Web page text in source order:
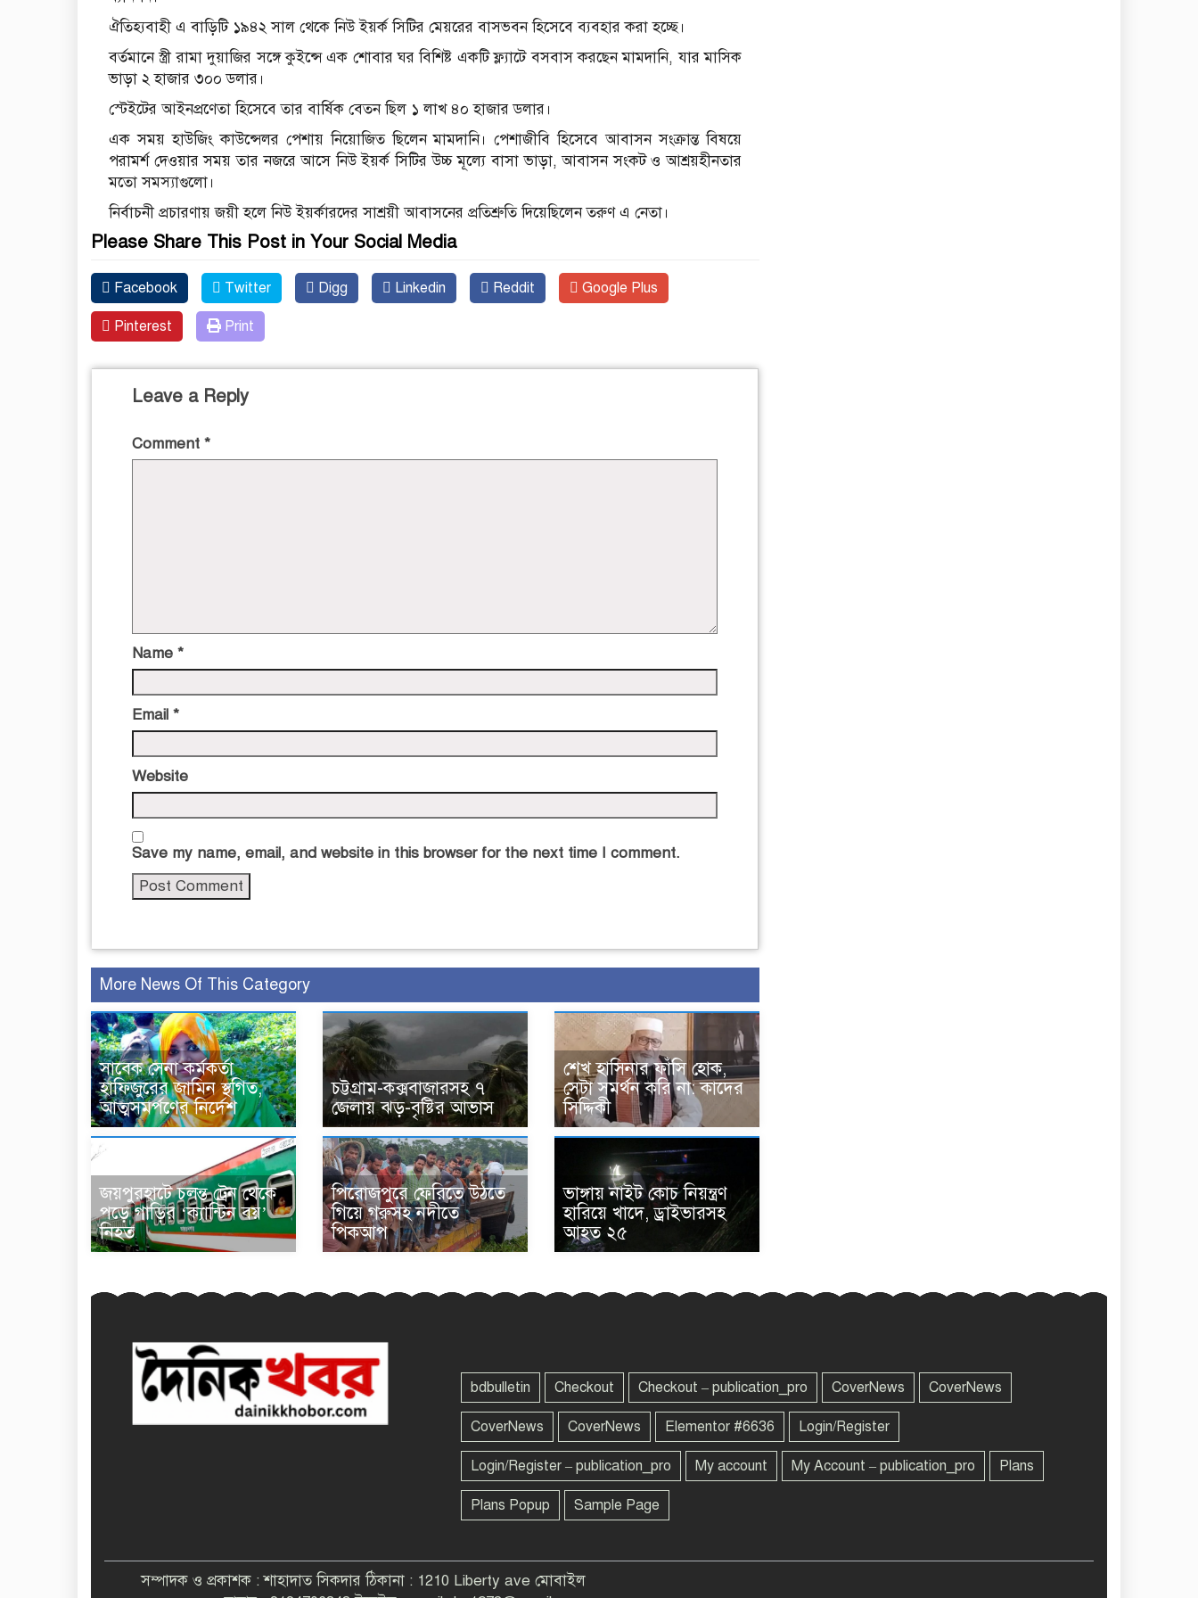
ঐতিহ্যবাহী এ বাড়িটি ১৯৪২ সাল থেকে নিউ ইয়র্ক সিটির মেয়রের বাসভবন হিসেবে ব্যবহার করা হচ্ছে।
বর্তমানে স্ত্রী রামা দুয়াজির সঙ্গে কুইন্সে এক শোবার ঘর বিশিষ্ট একটি ফ্ল্যাটে বসবাস করছেন মামদানি, যার মাসিক
ভাড়া ২ হাজার ৩০০ ডলার।
স্টেইটের আইনপ্রণেতা হিসেবে তার বার্ষিক বেতন ছিল ১ লাখ ৪০ হাজার ডলার।
এক সময় হাউজিং কাউন্সেলর পেশায় নিয়োজিত ছিলেন মামদানি। পেশাজীবি হিসেবে আবাসন সংক্রান্ত বিষয়ে
পরামর্শ দেওয়ার সময় তার নজরে আসে নিউ ইয়র্ক সিটির উচ্চ মূল্যে বাসা ভাড়া, আবাসন সংকট ও আশ্রয়হীনতার
মতো সমস্যাগুলো।
নির্বাচনী প্রচারণায় জয়ী হলে নিউ ইয়র্কারদের সাশ্রয়ী আবাসনের প্রতিশ্রুতি দিয়েছিলেন তরুণ এ নেতা।
Please Share This Post in Your Social Media
Facebook Twitter Digg Linkedin Reddit Google Plus
Pinterest Print
Leave a Reply
Comment *
Name *
Email *
Website
Save my name, email, and website in this browser for the next time I comment.
More News Of This Category
সাবেক সেনা কর্মকর্তা
হাফিজুরের জামিন স্থগিত,
আত্মসমর্পণের নির্দেশ
চট্টগ্রাম-কক্সবাজারসহ ৭
জেলায় ঝড়-বৃষ্টির আভাস
শেখ হাসিনার ফাঁসি হোক,
সেটা সমর্থন করি না: কাদের
সিদ্দিকী
জয়পুরহাটে চলন্ত ট্রেন থেকে
পড়ে গাড়ির ‘ক্যান্টিন বয়’
নিহত
পিরোজপুরে ফেরিতে উঠতে
গিয়ে গরুসহ নদীতে
পিকআপ
ভাঙ্গায় নাইট কোচ নিয়ন্ত্রণ
হারিয়ে খাদে, ড্রাইভারসহ
আহত ২৫
bdbulletin Checkout Checkout – publication_pro CoverNews CoverNews
CoverNews CoverNews Elementor #6636 Login/Register
Login/Register – publication_pro My account My Account – publication_pro Plans
Plans Popup Sample Page
সম্পাদক ও প্রকাশক : শাহাদাত সিকদার ঠিকানা : 1210 Liberty ave মোবাইল